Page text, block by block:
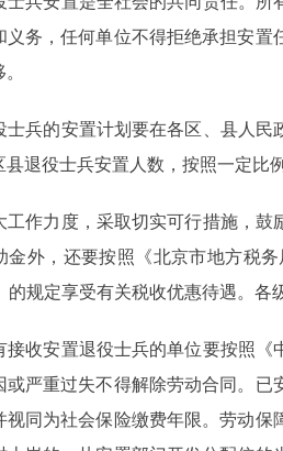
义务，任何单位不得拒绝承担安
兵的安置计划要在各区、县人民
县退役士兵安置人数，按照一定比
作力度，采取切实可行措施，鼓
金外，还要按照《北京市地方税
的规定享受有关税收优惠待遇。
收安置退役士兵的单位要按照《
或严重过失不得解除劳动合同。
视同为社会保险缴费年限。劳动